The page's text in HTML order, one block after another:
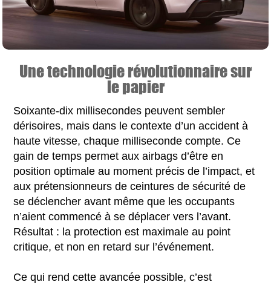
Une technologie révolutionnaire sur
le papier
Soixante-dix millisecondes peuvent sembler
dérisoires, mais dans le contexte d’un accident à
haute vitesse, chaque milliseconde compte. Ce
gain de temps permet aux airbags d’être en
position optimale au moment précis de l’impact, et
aux prétensionneurs de ceintures de sécurité de
se déclencher avant même que les occupants
n’aient commencé à se déplacer vers l’avant.
Résultat : la protection est maximale au point
critique, et non en retard sur l’événement.
Ce qui rend cette avancée possible, c’est